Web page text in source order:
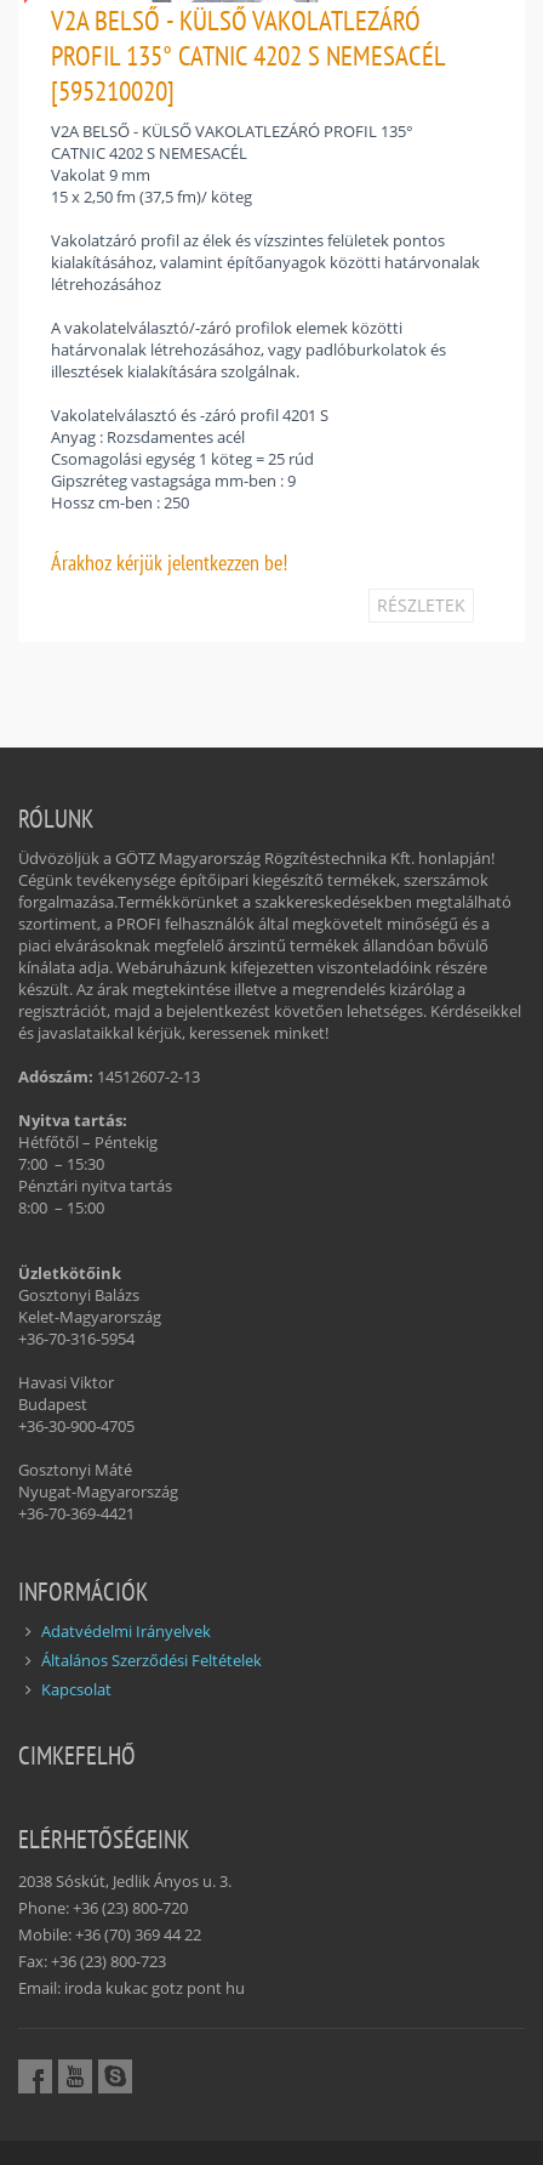
V2A BELSŐ - KÜLSŐ VAKOLATLEZÁRÓ
PROFIL 135° CATNIC 4202 S NEMESACÉL
[595210020]
V2A BELSŐ - KÜLSŐ VAKOLATLEZÁRÓ PROFIL 135°
CATNIC 4202 S NEMESACÉL
Vakolat 9 mm
15 x 2,50 fm (37,5 fm)/ köteg
Vakolatzáró profil az élek és vízszintes felületek pontos
kialakításához, valamint építőanyagok közötti határvonalak
létrehozásához
A vakolatelválasztó/-záró profilok elemek közötti
határvonalak létrehozásához, vagy padlóburkolatok és
illesztések kialakítására szolgálnak.
Vakolatelválasztó és -záró profil 4201 S
Anyag : Rozsdamentes acél
Csomagolási egység 1 köteg = 25 rúd
Gipszréteg vastagsága mm-ben : 9
Hossz cm-ben : 250
Árakhoz kérjük jelentkezzen be!
RÉSZLETEK
RÓLUNK
Üdvözöljük a GÖTZ Magyarország Rögzítéstechnika Kft. honlapján!
Cégünk tevékenysége építőipari kiegészítő termékek, szerszámok
forgalmazása.Termékkörünket a szakkereskedésekben megtalálható
szortiment, a PROFI felhasználók által megkövetelt minőségű és a
piaci elvárásoknak megfelelő árszintű termékek állandóan bővülő
kínálata adja. Webáruházunk kifejezetten viszonteladóink részére
készült. Az árak megtekintése illetve a megrendelés kizárólag a
regisztrációt, majd a bejelentkezést követően lehetséges. Kérdéseikkel
és javaslataikkal kérjük, keressenek minket!
Adószám: 14512607-2-13
Nyitva tartás:
Hétfőtől – Péntekig
7:00 – 15:30
Pénztári nyitva tartás
8:00 – 15:00
Üzletkötőink
Gosztonyi Balázs
Kelet-Magyarország
+36-70-316-5954
Havasi Viktor
Budapest
+36-30-900-4705
Gosztonyi Máté
Nyugat-Magyarország
+36-70-369-4421
INFORMÁCIÓK
Adatvédelmi Irányelvek
Általános Szerződési Feltételek
Kapcsolat
CIMKEFELHŐ
ELÉRHETŐSÉGEINK
2038 Sóskút, Jedlik Ányos u. 3.
Phone: +36 (23) 800-720
Mobile: +36 (70) 369 44 22
Fax: +36 (23) 800-723
Email: iroda kukac gotz pont hu